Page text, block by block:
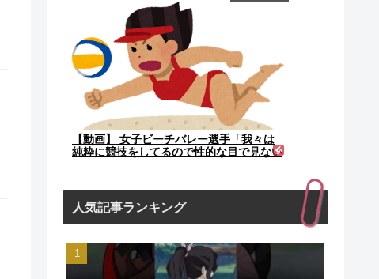
【動画】 女子ビーチバレー選手「我々は
純粋に競技をしてるので性的な目で見ない
人気記事ランキング